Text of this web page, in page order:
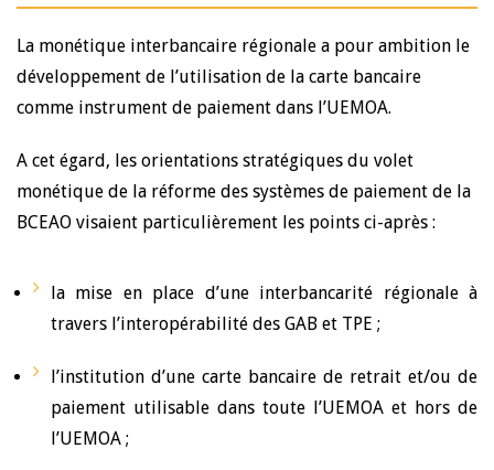
La monétique interbancaire régionale a pour ambition le
développement de l’utilisation de la carte bancaire
comme instrument de paiement dans l’UEMOA.
A cet égard, les orientations stratégiques du volet
monétique de la réforme des systèmes de paiement de la
BCEAO visaient particulièrement les points ci-après :
la mise en place d’une interbancarité régionale à
travers l’interopérabilité des GAB et TPE ;
l’institution d’une carte bancaire de retrait et/ou de
paiement utilisable dans toute l’UEMOA et hors de
l’UEMOA ;